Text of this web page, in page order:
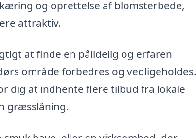
og oprettelse af blomsterbede,
attraktiv.
at finde en pålidelig og erfaren
område forbedres og vedligeholdes.
dig at indhente flere tilbud fra lokale
græsslåning.